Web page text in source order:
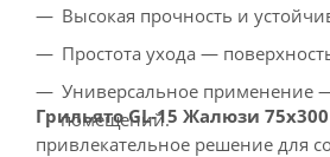
Высокая прочность и
Простота ухода —
Универсальное применение
помещений.
Грильято GL-15 Жалюзи
привлекательное решение для